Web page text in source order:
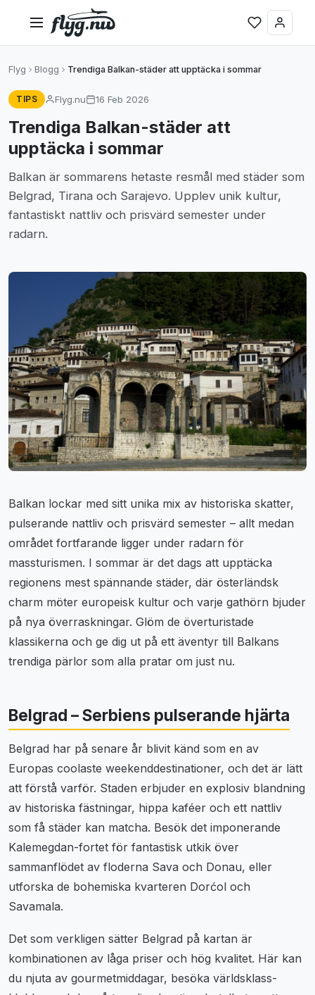
Flyg Blogg Trendiga Balkan-städer att upptäcka i sommar
TIPS Flyg.nu 16 Feb 2026
Trendiga Balkan-städer att
upptäcka i sommar
Balkan är sommarens hetaste resmål med städer som
Belgrad, Tirana och Sarajevo. Upplev unik kultur,
fantastiskt nattliv och prisvärd semester under
radarn.
Balkan lockar med sitt unika mix av historiska skatter,
pulserande nattliv och prisvärd semester – allt medan
området fortfarande ligger under radarn för
massturismen. I sommar är det dags att upptäcka
regionens mest spännande städer, där österländsk
charm möter europeisk kultur och varje gathörn bjuder
på nya överraskningar. Glöm de överturistade
klassikerna och ge dig ut på ett äventyr till Balkans
trendiga pärlor som alla pratar om just nu.
Belgrad – Serbiens pulserande hjärta
Belgrad har på senare år blivit känd som en av
Europas coolaste weekenddestinationer, och det är lätt
att förstå varför. Staden erbjuder en explosiv blandning
av historiska fästningar, hippa kaféer och ett nattliv
som få städer kan matcha. Besök det imponerande
Kalemegdan-fortet för fantastisk utkik över
sammanflödet av floderna Sava och Donau, eller
utforska de bohemiska kvarteren Dorćol och
Savamala.
Det som verkligen sätter Belgrad på kartan är
kombinationen av låga priser och hög kvalitet. Här kan
du njuta av gourmetmiddagar, besöka världsklass-